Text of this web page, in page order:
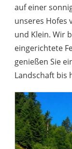
auf einer
unseres Hofes
und Klein. Wir
eingerichtete
genießen Sie
Landschaft bis